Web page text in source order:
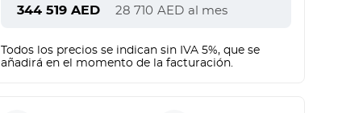
344 519 AED 28 710 AED al mes
Todos los precios se indican sin IVA 5%, que se
añadirá en el momento de la facturación.